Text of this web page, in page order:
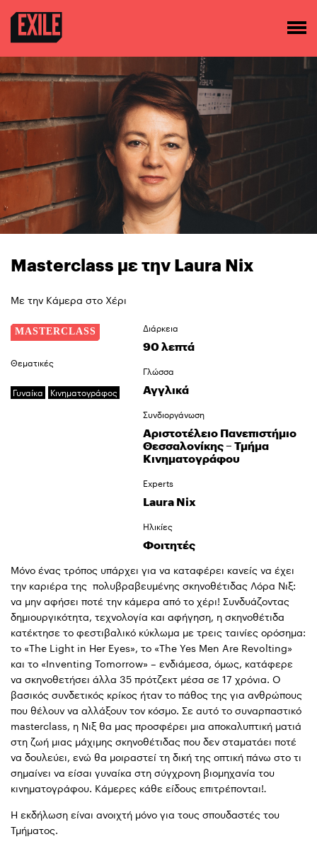
Masterclass με την Laura Nix
Με την Κάμερα στο Χέρι
Θεματικές
Γυναίκα Κινηματογράφος
Διάρκεια
90 λεπτά
Γλώσσα
Αγγλικά
Συνδιοργάνωση
Αριστοτέλειο Πανεπιστήμιο
Θεσσαλονίκης – Τμήμα
Κινηματογράφου
Experts
Laura Nix
Ηλικίες
Φοιτητές
Μόνο ένας τρόπος υπάρχει για να καταφέρει κανείς να έχει
την καριέρα της πολυβραβευμένης σκηνοθέτιδας Λόρα Νιξ:
να μην αφήσει ποτέ την κάμερα από το χέρι! Συνδυάζοντας
δημιουργικότητα, τεχνολογία και αφήγηση, η σκηνοθέτιδα
κατέκτησε το φεστιβαλικό κύκλωμα με τρεις ταινίες ορόσημα:
το «The Light in Her Eyes», το «The Yes Men Are Revolting»
και το «Inventing Tomorrow» – ενδιάμεσα, όμως, κατάφερε
να σκηνοθετήσει άλλα 35 πρότζεκτ μέσα σε 17 χρόνια. Ο
βασικός συνδετικός κρίκος ήταν το πάθος της για ανθρώπους
που θέλουν να αλλάξουν τον κόσμο. Σε αυτό το συναρπαστικό
masterclass, η Νιξ θα μας προσφέρει μια αποκαλυπτική ματιά
στη ζωή μιας μάχιμης σκηνοθέτιδας που δεν σταματάει ποτέ
να δουλεύει, ενώ θα μοιραστεί τη δική της οπτική πάνω στο τι
σημαίνει να είσαι γυναίκα στη σύγχρονη βιομηχανία του
κινηματογράφου. Κάμερες κάθε είδους επιτρέπονται!.
Η εκδήλωση είναι ανοιχτή μόνο για τους σπουδαστές του
Τμήματος.